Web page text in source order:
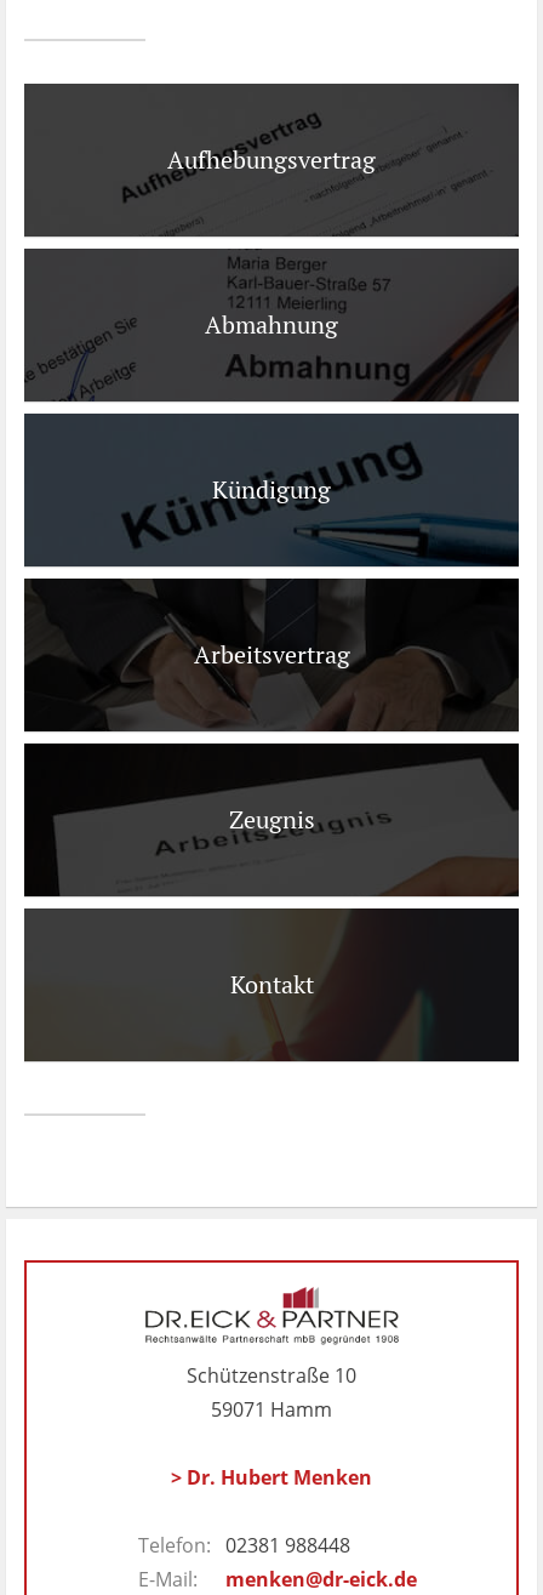
Kontakt
Aufhebungsvertrag
Abmahnung
Kündigung
Arbeitsvertrag
Zeugnis
Kontakt
Schützenstraße 10
59071 Hamm
> Dr. Hubert Menken
Telefon: 02381 988448
E-Mail:
menken@dr-eick.de